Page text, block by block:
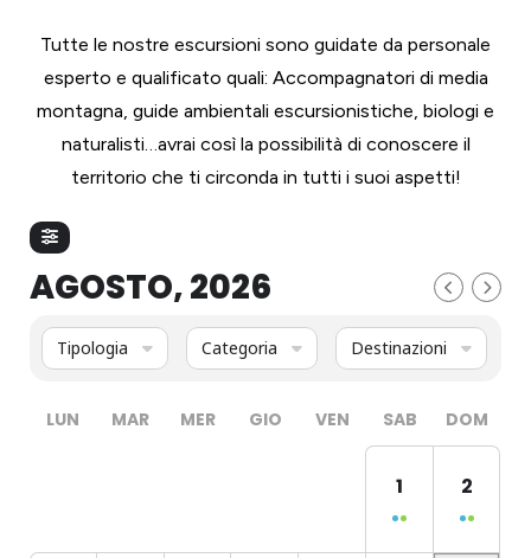
Tutte le nostre escursioni sono guidate da personale
esperto e qualificato quali: Accompagnatori di media
montagna, guide ambientali escursionistiche, biologi e
naturalisti…avrai così la possibilità di conoscere il
territorio che ti circonda in tutti i suoi aspetti!
AGOSTO, 2026
Tipologia Categoria Destinazioni
LUN MAR MER GIO VEN SAB DOM
1 2